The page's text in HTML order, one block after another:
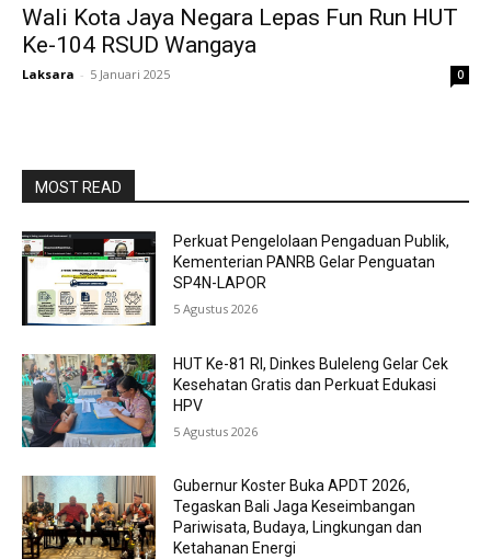
Wali Kota Jaya Negara Lepas Fun Run HUT
Ke-104 RSUD Wangaya
Laksara - 5 Januari 2025 0
MOST READ
Perkuat Pengelolaan Pengaduan Publik,
Kementerian PANRB Gelar Penguatan
SP4N-LAPOR
5 Agustus 2026
HUT Ke-81 RI, Dinkes Buleleng Gelar Cek
Kesehatan Gratis dan Perkuat Edukasi
HPV
5 Agustus 2026
Gubernur Koster Buka APDT 2026,
Tegaskan Bali Jaga Keseimbangan
Pariwisata, Budaya, Lingkungan dan
Ketahanan Energi